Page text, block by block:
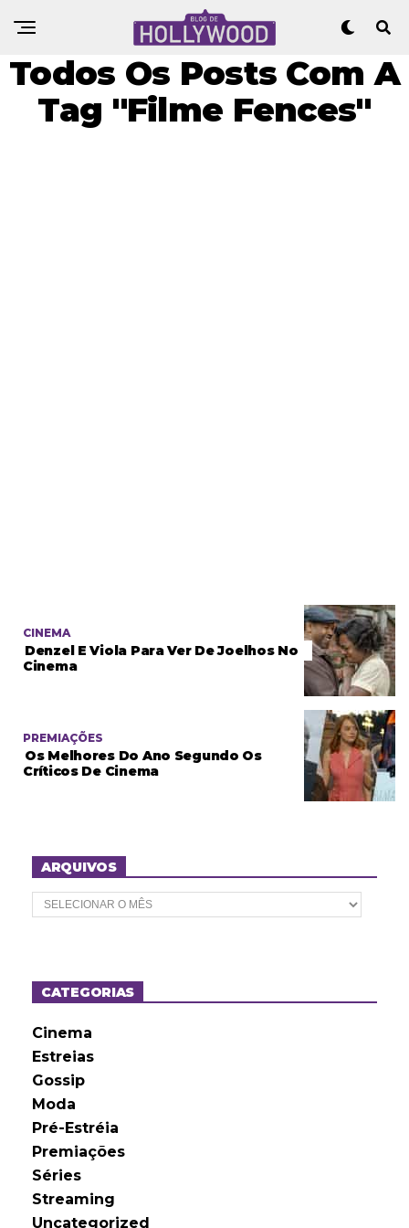
Todos Os Posts Com A
Tag "Filme Fences"
CINEMA
Denzel E Viola Para Ver De Joelhos No
Cinema
PREMIAÇÕES
Os Melhores Do Ano Segundo Os
Críticos De Cinema
ARQUIVOS
A
r
o
sCATEGORIAS
Cinema
Estreias
Gossip
Moda
Pré-Estréia
Premiações
Séries
Streaming
Uncategorized